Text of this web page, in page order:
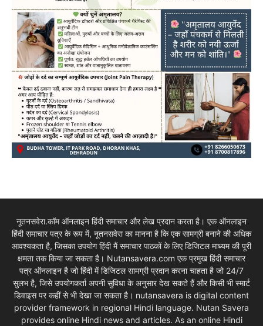
नूतनसवेरा.कॉम ऑनलाइन हिंदी समाचार और लेख प्रदान करता है। एक ऑनलाइन
हिंदी समाचार पत्र के रूप में, नूतनसवेरा का मानना है कि एक सामग्री बनाने की अधिक
आवश्यकता है, जिसका उपयोग हिंदी मैं समाचार पाठकों के लिए डिजिटल माध्यम की पूरी
क्षमता तक किया जा सकता है। Nutansavera.com एक प्रमुख हिंदी समाचार
पत्र ऑनलाइन है जो हिंदी में डिजिटल सामग्री प्रदान करना चाहता है जो 24/7
सुलभ है, जिसे उपयोगकर्ता अपनी सुविधा के अनुसार देख सकते हैं और किसी भी स्मार्ट
डिवाइस पर कहीं से भी देखा जा सकता है। nutansavera is digital content
provider framework in regional Hindi language. Nutan Savera
provides online Hindi news and articles. As an online Hindi